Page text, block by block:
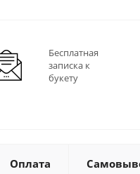
Бесплатная
записка к
букету
Оплата